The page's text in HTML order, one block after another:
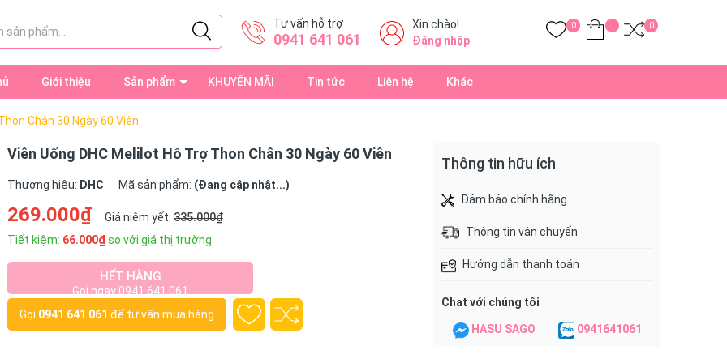
Tư vấn hỗ trợ
0941 641 061
Xin chào!
Đăng nhập
0 0
Giới thiệu Sản phẩm KHUYẾN MÃI Tin tức Liên hệ Khác
Chân 30 Ngày 60 Viên
Viên Uống DHC Melilot Hỗ Trợ Thon Chân 30 Ngày 60 Viên
Thương hiệu: DHC Mã sản phẩm: (Đang cập nhật...)
269.000₫ Giá niêm yết: 335.000₫
Tiết kiệm: 66.000₫so với giá thị trường
HẾT HÀNG
Gọi ngay 0941 641 061
Gọi 0941 641 061 để tư vấn mua hàng
Thông tin hữu ích
Đảm bảo chính hãng
Thông tin vận chuyển
Hướng dẫn thanh toán
Chat với chúng tôi
HASU SAGO 0941641061